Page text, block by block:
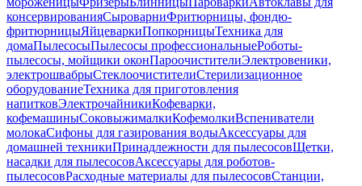
консервированияСыроварниФритюрницы, фондю-
фритюрницыЯйцеваркиПопкорницыТехника для
домаПылесосыПылесосы профессиональныеРоботы-
пылесосы, мойщики оконПароочистителиЭлектровеники,
электрошвабрыСтеклоочистителиСтерилизационное
оборудованиеТехника для приготовления
напитковЭлектрочайникиКофеварки,
кофемашиныСоковыжималкиКофемолкиВспениватели
молокаСифоны для газирования водыАксессуары для
домашней техникиПринадлежности для пылесосовЩетки,
насадки для пылесосовАксессуары для роботов-
пылесосовРасходные материалы для пылесосовСтанции,